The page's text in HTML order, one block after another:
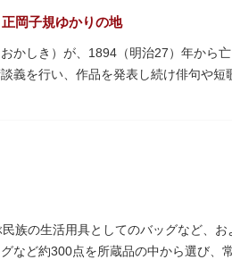
岡子規ゆかりの地
かしき）が、1894（明治27）年から
義を行い、作品を発表し続け俳句や短
たが、その5年後、当時の間取りの
。
尺の間」などを復元しており、明治
・保存されています。
族の生活用具としてのバッグなど、
など約300点を所蔵品の中から選び、